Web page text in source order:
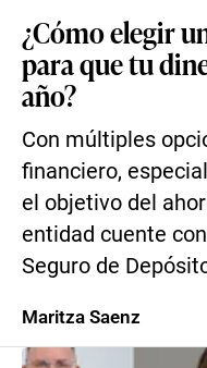
¿Cómo elegir
para que tu
año?
Con múltiples
financiero,
el objetivo del
entidad cuente
Seguro de
Maritza Saenz